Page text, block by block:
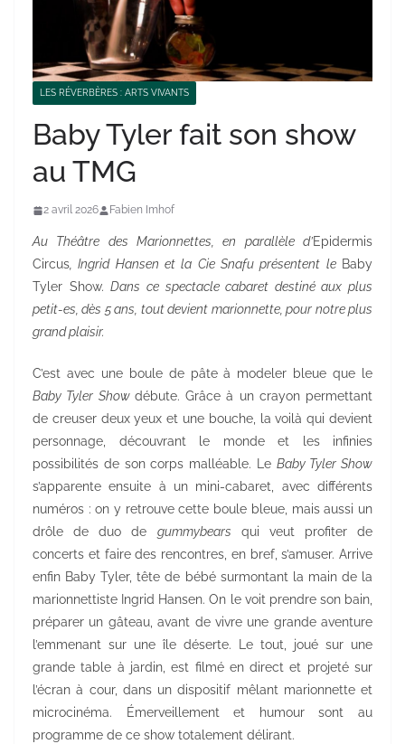
LES RÉVERBÈRES : ARTS VIVANTS
Baby Tyler fait son show
au TMG
2 avril 2026 Fabien Imhof
Au Théâtre des Marionnettes, en parallèle d’Epidermis
Circus , Ingrid Hansen et la Cie Snafu présentent le Baby
Tyler Show. Dans ce spectacle cabaret destiné aux plus
petit-es, dès 5 ans, tout devient marionnette, pour notre plus
grand plaisir.
C’est avec une boule de pâte à modeler bleue que le
Baby Tyler Show débute. Grâce à un crayon permettant
de creuser deux yeux et une bouche, la voilà qui devient
personnage, découvrant le monde et les infinies
possibilités de son corps malléable. Le Baby Tyler Show
s’apparente ensuite à un mini-cabaret, avec différents
numéros : on y retrouve cette boule bleue, mais aussi un
drôle de duo de gummybears qui veut profiter de
concerts et faire des rencontres, en bref, s’amuser. Arrive
enfin Baby Tyler, tête de bébé surmontant la main de la
marionnettiste Ingrid Hansen. On le voit prendre son bain,
préparer un gâteau, avant de vivre une grande aventure
l’emmenant sur une île déserte. Le tout, joué sur une
grande table à jardin, est filmé en direct et projeté sur
l’écran à cour, dans un dispositif mêlant marionnette et
microcinéma. Émerveillement et humour sont au
programme de ce show totalement délirant.